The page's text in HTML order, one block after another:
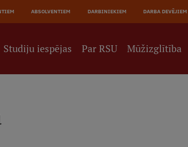
ABSOLVENTIEM DARBINIEKIEM DARBA DEVĒJIEM
Studiju iespējas Par RSU Mūžizglītība